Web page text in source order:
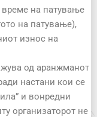
на патување
на патување),
износ на
од аранжманот
настани кои се
и вонредни
организаторот не